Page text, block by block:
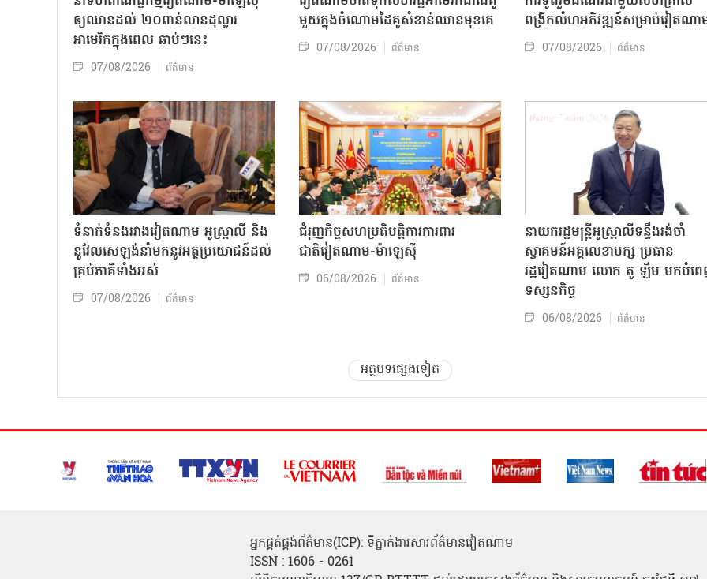
ឲ្យឈានដល់ ២០ពាន់លានដុល្លារ
អាមេរិកក្នុងពេល ឆាប់ៗនេះ
07/08/2026 ព័ត៌មាន
មួយក្នុងចំណោមដៃគូសំខាន់ឈានមុខគេ
07/08/2026 ព័ត៌មាន
ពង្រីកលំហអភិវឌ្ឍន៍សម្រាប់វៀតណា
07/08/2026 ព័ត៌មាន
ទំនាក់ទំនងរវាងវៀតណាម អូស្ត្រាលី និង
នូវែលសេឡង់នាំមកនូវអត្ថប្រយោជន៍ដល់
គ្រប់ភាគីទាំងអស់
07/08/2026 ព័ត៌មាន
ជំរុញកិច្ចសហប្រតិបត្តិការការពារ
ជាតិវៀតណាម-ម៉ាឡេស៊ី
06/08/2026 ព័ត៌មាន
នាយករដ្ឋមន្ត្រីអូស្ត្រាលីទន្ទឹងរង់ចាំ
ស្វាគមន៍អគ្គលេខាបក្ស ប្រធាន
រដ្ឋវៀតណាម លោក តូ ឡឹម មកបំព
ទស្សនកិច្ច
06/08/2026 ព័ត៌មាន
អត្ថបទផ្សេងទៀត
អ្នកផ្គត់ផ្គង់ព័ត៌មាន(ICP): ទីភ្នាក់ងារសារព័ត៌មានវៀតណាម
ISSN : 1606 - 0261